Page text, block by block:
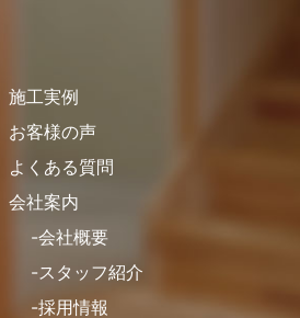
施工実例
お客様の声
よくある質問
会社案内
会社概要
スタッフ紹介
採用情報